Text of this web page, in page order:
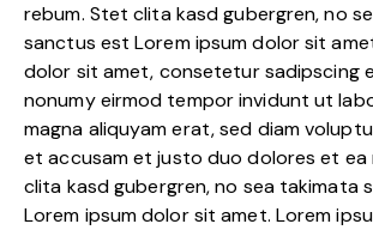
rebum. Stet clita kasd gubergren, no
sanctus est Lorem ipsum dolor sit
dolor sit amet, consetetur sadipscing
nonumy eirmod tempor invidunt ut
magna aliquyam erat, sed diam
et accusam et justo duo dolores et ea
clita kasd gubergren, no sea takimata
Lorem ipsum dolor sit amet. Lorem